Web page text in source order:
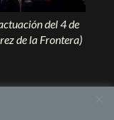
del 4 de
de la Frontera)